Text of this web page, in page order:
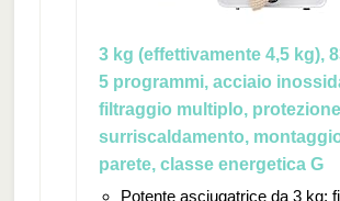
3 kg (effettivamente 4,5 kg),
5 programmi, acciaio
filtraggio multiplo,
surriscaldamento,
parete, classe energetica G
Potente asciugatrice da 3 kg: